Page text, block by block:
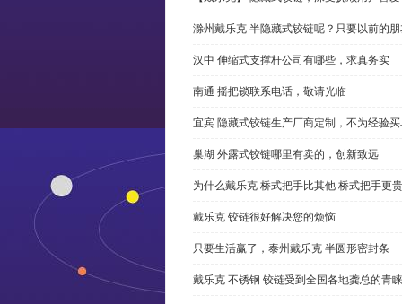
滁州戴乐克 半隐藏式铰链呢？只要以前的
汉中 伸缩式支撑杆公司有哪些，求真务实
南通 摇把锁联系电话，敬请光临
宜宾 隐藏式铰链生产厂商定制，不为经验
巢湖 外露式铰链哪里有卖的，创新致远
为什么戴乐克 桥式把手比其他 桥式把手更
戴乐克 铰链很好解决您的烦恼
只要生活赢了，泰州戴乐克 半圆形密封条
戴乐克 不锈钢 铰链受到全国各地龚总的青睐